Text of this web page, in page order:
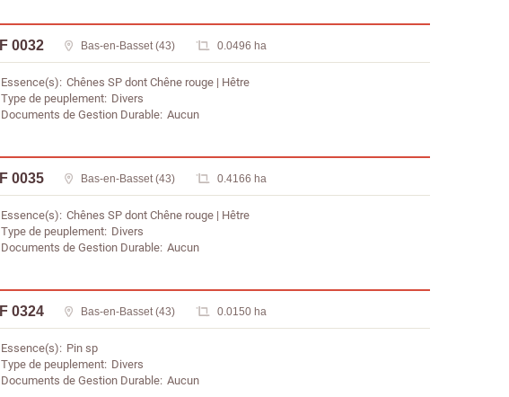
F 0032 Bas-en-Basset (43) 0.0496 ha
Essence(s) Chênes SP dont Chêne rouge Hêtre
Type de peuplement Divers
Documents de Gestion Durable Aucun
F 0035 Bas-en-Basset (43) 0.4166 ha
Essence(s) Chênes SP dont Chêne rouge Hêtre
Type de peuplement Divers
Documents de Gestion Durable Aucun
F 0324 Bas-en-Basset (43) 0.0150 ha
Essence(s) Pin sp
Type de peuplement Divers
Documents de Gestion Durable Aucun